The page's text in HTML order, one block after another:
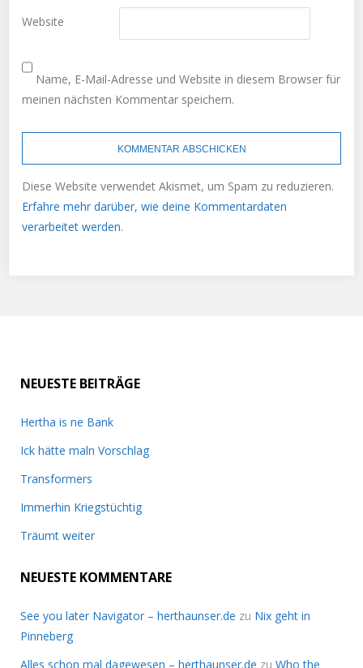
Website
Name, E-Mail-Adresse und Website in diesem Browser für
meinen nächsten Kommentar speichern.
Diese Website verwendet Akismet, um Spam zu reduzieren.
Erfahre mehr darüber, wie deine Kommentardaten
verarbeitet werden.
NEUESTE BEITRÄGE
Hertha is ne Bank
Ick hätte maln Vorschlag
Transformers
Immerhin Kriegstüchtig
Träumt weiter
NEUESTE KOMMENTARE
See you later Navigator – herthaunser.de zu Nix geht in
Pinneberg
Alles schon mal dagewesen – herthaunser.de zu Who the